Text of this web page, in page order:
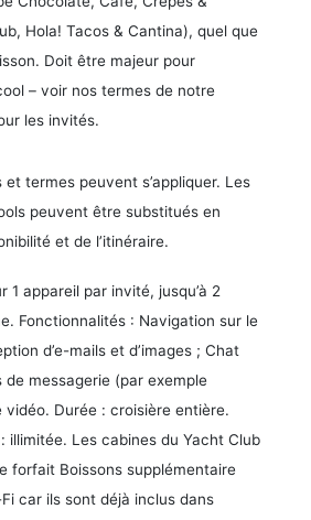
Hola! Tacos & Cantina), quel que
Doit être majeur pour
– voir nos termes de notre
les invités.
et termes peuvent s’appliquer. Les
peuvent être substitués en
et de l’itinéraire.
1 appareil par invité, jusqu’à 2
Fonctionnalités : Navigation sur le
d’e-mails et d’images ; Chat
de messagerie (par exemple
vidéo. Durée : croisière entière.
illimitée. Les cabines du Yacht Club
forfait Boissons supplémentaire
car ils sont déjà inclus dans